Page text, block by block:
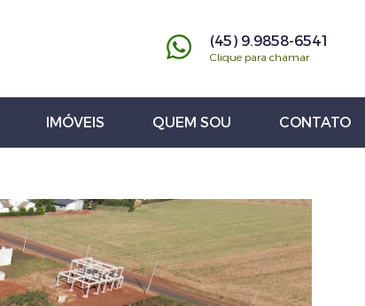
(45) 9.9858-6541
Clique para chamar
IMÓVEIS QUEM SOU CONTATO